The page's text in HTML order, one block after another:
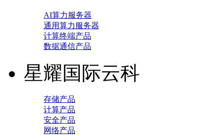
AI算力服务器
通用算力服务器
计算终端产品
数据通信产品
星耀国际云科
存储产品
计算产品
安全产品
网络产品